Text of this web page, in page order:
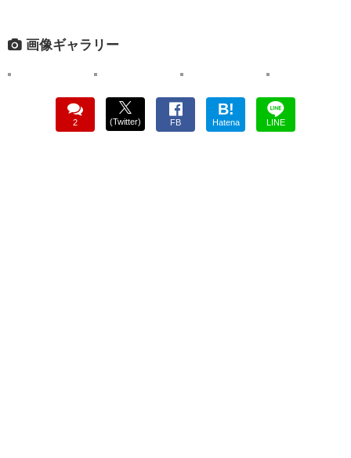
画像ギャラリー
2 (Twitter) FB
B!
Hatena LINE